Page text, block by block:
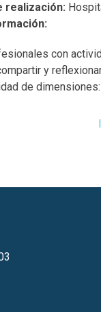
realización:
con
y
de